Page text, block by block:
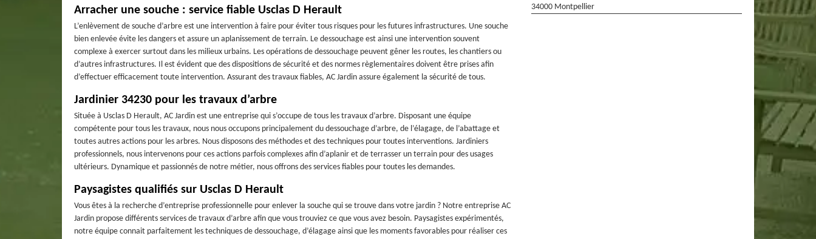
Arracher une souche : service fiable Usclas D Herault
L’enlèvement de souche d’arbre est une intervention à faire pour éviter tous risques pour les futures infrastructures. Une souche
bien enlevée évite les dangers et assure un aplanissement de terrain. Le dessouchage est ainsi une intervention souvent
complexe à exercer surtout dans les milieux urbains. Les opérations de dessouchage peuvent gêner les routes, les chantiers ou
d’autres infrastructures. Il est évident que des dispositions de sécurité et des normes règlementaires doivent être prises afin
d’effectuer efficacement toute intervention. Assurant des travaux fiables, AC Jardin assure également la sécurité de tous.
Jardinier 34230 pour les travaux d’arbre
Située à Usclas D Herault, AC Jardin est une entreprise qui s’occupe de tous les travaux d’arbre. Disposant une équipe
compétente pour tous les travaux, nous nous occupons principalement du dessouchage d’arbre, de l’élagage, de l’abattage et
toutes autres actions pour les arbres. Nous disposons des méthodes et des techniques pour toutes interventions. Jardiniers
professionnels, nous intervenons pour ces actions parfois complexes afin d’aplanir et de terrasser un terrain pour des usages
ultérieurs. Dynamique et passionnés de notre métier, nous offrons des services fiables pour toutes les demandes.
Paysagistes qualifiés sur Usclas D Herault
Vous êtes à la recherche d’entreprise professionnelle pour enlever la souche qui se trouve dans votre jardin ? Notre entreprise AC
Jardin propose différents services de travaux d’arbre afin que vous trouviez ce que vous avez besoin. Paysagistes expérimentés,
notre équipe connait parfaitement les techniques de dessouchage, d’élagage ainsi que les moments favorables pour réaliser ces
34000 Montpellier